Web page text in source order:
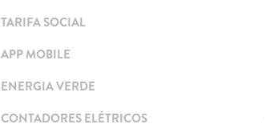
TARIFA SOCIAL
APP MOBILE
ENERGIA VERDE
CONTADORES ELÉTRICOS